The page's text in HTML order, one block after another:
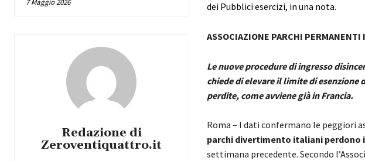
7 Maggio 2026
Redazione di
Zeroventiquattro.it
dei Pubblici esercizi, in una nota.
ASSOCIAZIONE PARCHI PERMANENTI
Le nuove procedure di ingresso
chiede di elevare il limite di esenzione
perdite, come avviene già in Francia.
Roma – I dati confermano le peggiori
parchi divertimento italiani perdono
settimana precedente. Secondo